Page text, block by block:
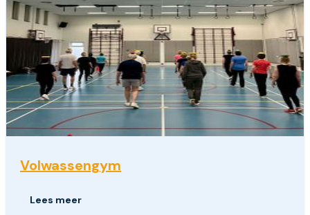
Volwassengym
Lees meer